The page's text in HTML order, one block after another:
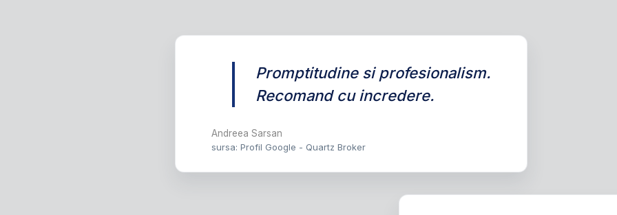
Promptitudine si profesionalism.
Recomand cu incredere.
Andreea Sarsan
sursa: Profil Google - Quartz Broker